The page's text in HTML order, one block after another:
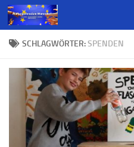
SCHLAGWÖRTER:SPENDEN